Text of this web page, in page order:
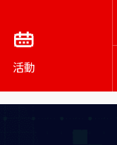
活動